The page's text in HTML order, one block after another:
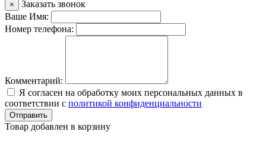
×
Заказать звонок
Ваше Имя:
Номер телефона:
Комментарий:
Я согласен на обработку моих персональных данных в
соответствии с политикой конфиденциальности
Отправить
Товар добавлен в корзину